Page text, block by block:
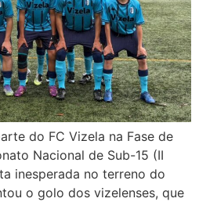
do FC Vizela na Fase de
Nacional de Sub-15 (II
inesperada no terreno do
o golo dos vizelenses, que